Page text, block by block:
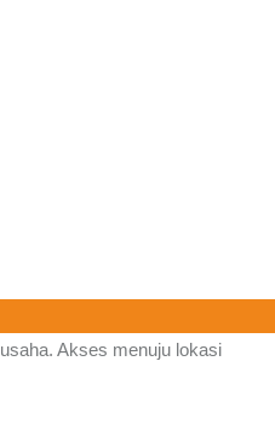
Akses menuju lokasi